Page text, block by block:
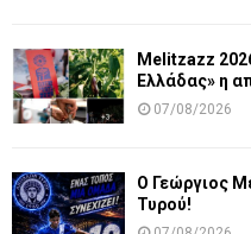
Melitzazz
Ελλάδας» η
07/08/2026
Ο Γεώργιος
Τυρού!